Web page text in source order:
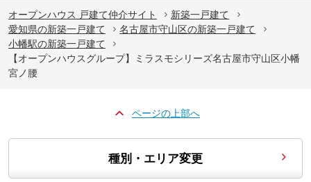
オープンハウス 戸建て仲介サイト
新築一戸建て
愛知県の新築一戸建て
名古屋市守山区の新築一戸建て
小幡駅の新築一戸建て
【オープンハウスグループ】ミラスモシリーズ名古屋市守山区小幡
宮ノ腰
ページの上部へ
種別・エリア変更